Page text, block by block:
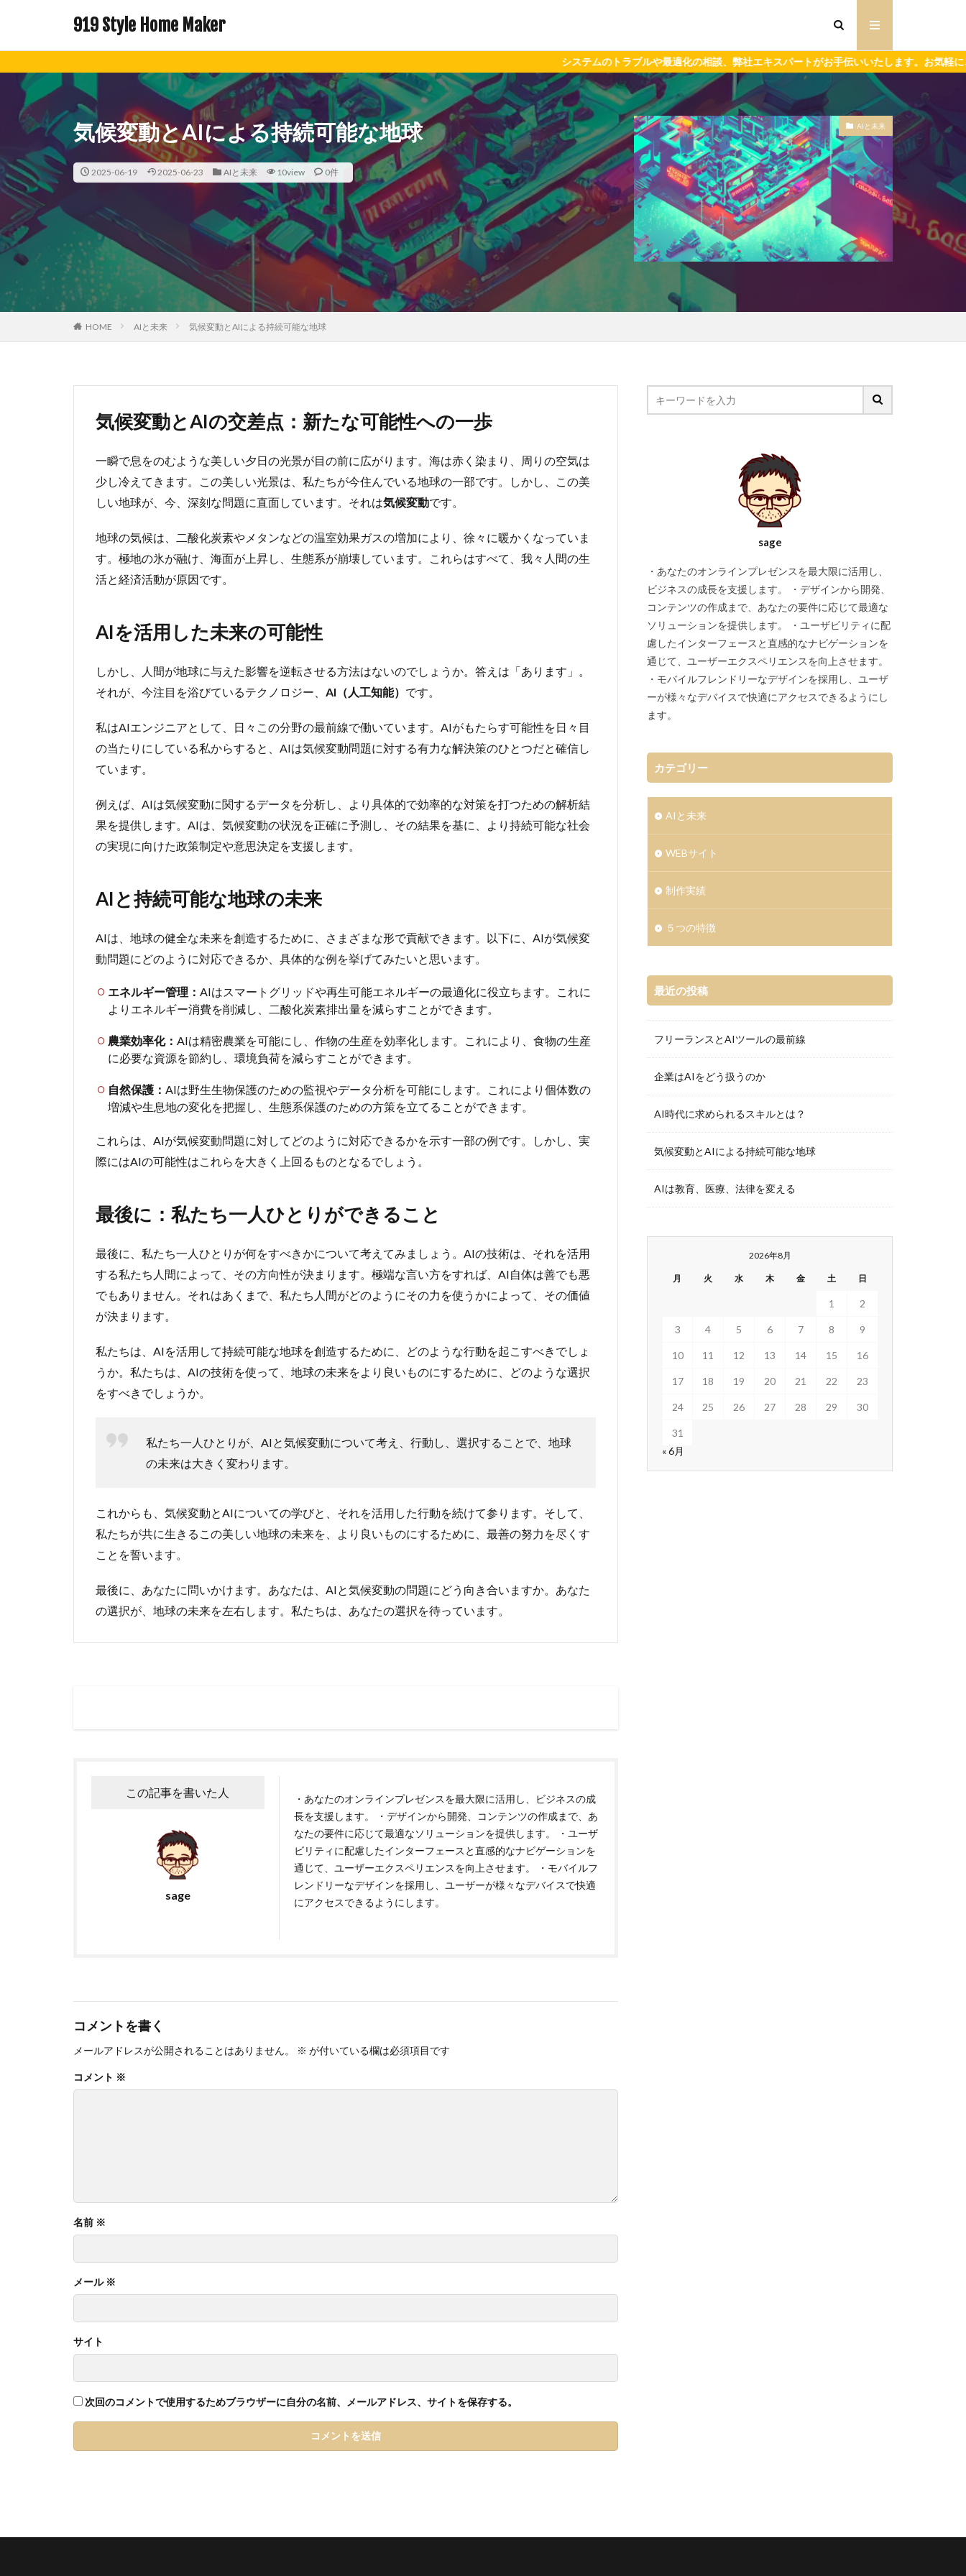
919 Style Home Maker
システムのトラブルや最適化の相談、弊社エキスパートがお手伝いいたします。お気軽にご相談ください
気候変動とAIによる持続可能な地球
2025-06-19 2025-06-23 AIと未来 10view 0件
AIと未来
HOME AIと未来 気候変動とAIによる持続可能な地球
気候変動とAIの交差点：新たな可能性への一歩
一瞬で息をのむような美しい夕日の光景が目の前に広がります。海は赤く染まり、周りの空気は
少し冷えてきます。この美しい光景は、私たちが今住んでいる地球の一部です。しかし、この美
しい地球が、今、深刻な問題に直面しています。それは気候変動です。
地球の気候は、二酸化炭素やメタンなどの温室効果ガスの増加により、徐々に暖かくなっていま
す。極地の氷が融け、海面が上昇し、生態系が崩壊しています。これらはすべて、我々人間の生
活と経済活動が原因です。
AIを活用した未来の可能性
しかし、人間が地球に与えた影響を逆転させる方法はないのでしょうか。答えは「あります」。
それが、今注目を浴びているテクノロジー、 AI（人工知能） です。
私はAIエンジニアとして、日々この分野の最前線で働いています。AIがもたらす可能性を日々目
の当たりにしている私からすると、AIは気候変動問題に対する有力な解決策のひとつだと確信し
ています。
例えば、AIは気候変動に関するデータを分析し、より具体的で効率的な対策を打つための解析結
果を提供します。AIは、気候変動の状況を正確に予測し、その結果を基に、より持続可能な社会
の実現に向けた政策制定や意思決定を支援します。
AIと持続可能な地球の未来
AIは、地球の健全な未来を創造するために、さまざまな形で貢献できます。以下に、AIが気候変
動問題にどのように対応できるか、具体的な例を挙げてみたいと思います。
エネルギー管理： AIはスマートグリッドや再生可能エネルギーの最適化に役立ちます。これに
よりエネルギー消費を削減し、二酸化炭素排出量を減らすことができます。
農業効率化： AIは精密農業を可能にし、作物の生産を効率化します。これにより、食物の生産
に必要な資源を節約し、環境負荷を減らすことができます。
自然保護： AIは野生生物保護のための監視やデータ分析を可能にします。これにより個体数の
増減や生息地の変化を把握し、生態系保護のための方策を立てることができます。
これらは、AIが気候変動問題に対してどのように対応できるかを示す一部の例です。しかし、実
際にはAIの可能性はこれらを大きく上回るものとなるでしょう。
最後に：私たち一人ひとりができること
最後に、私たち一人ひとりが何をすべきかについて考えてみましょう。AIの技術は、それを活用
する私たち人間によって、その方向性が決まります。極端な言い方をすれば、AI自体は善でも悪
でもありません。それはあくまで、私たち人間がどのようにその力を使うかによって、その価値
が決まります。
私たちは、AIを活用して持続可能な地球を創造するために、どのような行動を起こすべきでしょ
うか。私たちは、AIの技術を使って、地球の未来をより良いものにするために、どのような選択
をすべきでしょうか。
私たち一人ひとりが、AIと気候変動について考え、行動し、選択することで、地球
の未来は大きく変わります。
これからも、気候変動とAIについての学びと、それを活用した行動を続けて参ります。そして、
私たちが共に生きるこの美しい地球の未来を、より良いものにするために、最善の努力を尽くす
ことを誓います。
最後に、あなたに問いかけます。あなたは、AIと気候変動の問題にどう向き合いますか。あなた
の選択が、地球の未来を左右します。私たちは、あなたの選択を待っています。
この記事を書いた人
sage
・あなたのオンラインプレゼンスを最大限に活用し、ビジネスの成
長を支援します。 ・デザインから開発、コンテンツの作成まで、あ
なたの要件に応じて最適なソリューションを提供します。 ・ユーザ
ビリティに配慮したインターフェースと直感的なナビゲーションを
通じて、ユーザーエクスペリエンスを向上させます。 ・モバイルフ
レンドリーなデザインを採用し、ユーザーが様々なデバイスで快適
にアクセスできるようにします。
コメントを書く
メールアドレスが公開されることはありません。 ※ が付いている欄は必須項目です
コメント ※
名前 ※
メール ※
サイト
次回のコメントで使用するためブラウザーに自分の名前、メールアドレス、サイトを保存する。
sage
・あなたのオンラインプレゼンスを最大限に活用し、
ビジネスの成長を支援します。 ・デザインから開発、
コンテンツの作成まで、あなたの要件に応じて最適な
ソリューションを提供します。 ・ユーザビリティに配
慮したインターフェースと直感的なナビゲーションを
通じて、ユーザーエクスペリエンスを向上させます。
・モバイルフレンドリーなデザインを採用し、ユーザ
ーが様々なデバイスで快適にアクセスできるようにし
ます。
カテゴリー
AIと未来
WEBサイト
制作実績
５つの特徴
最近の投稿
フリーランスとAIツールの最前線
企業はAIをどう扱うのか
AI時代に求められるスキルとは？
気候変動とAIによる持続可能な地球
AIは教育、医療、法律を変える
2026年8月
月 火 水 木 金 土 日
1 2
3 4 5 6 7 8 9
10 11 12 13 14 15 16
17 18 19 20 21 22 23
24 25 26 27 28 29 30
31
« 6月